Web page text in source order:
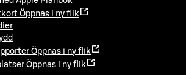
Öppnas i ny flik
Öppnas i ny flik
Öppnas i ny flik